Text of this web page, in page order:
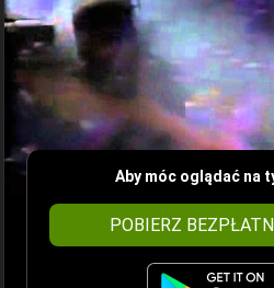
Aby móc oglądać na
POBIERZ